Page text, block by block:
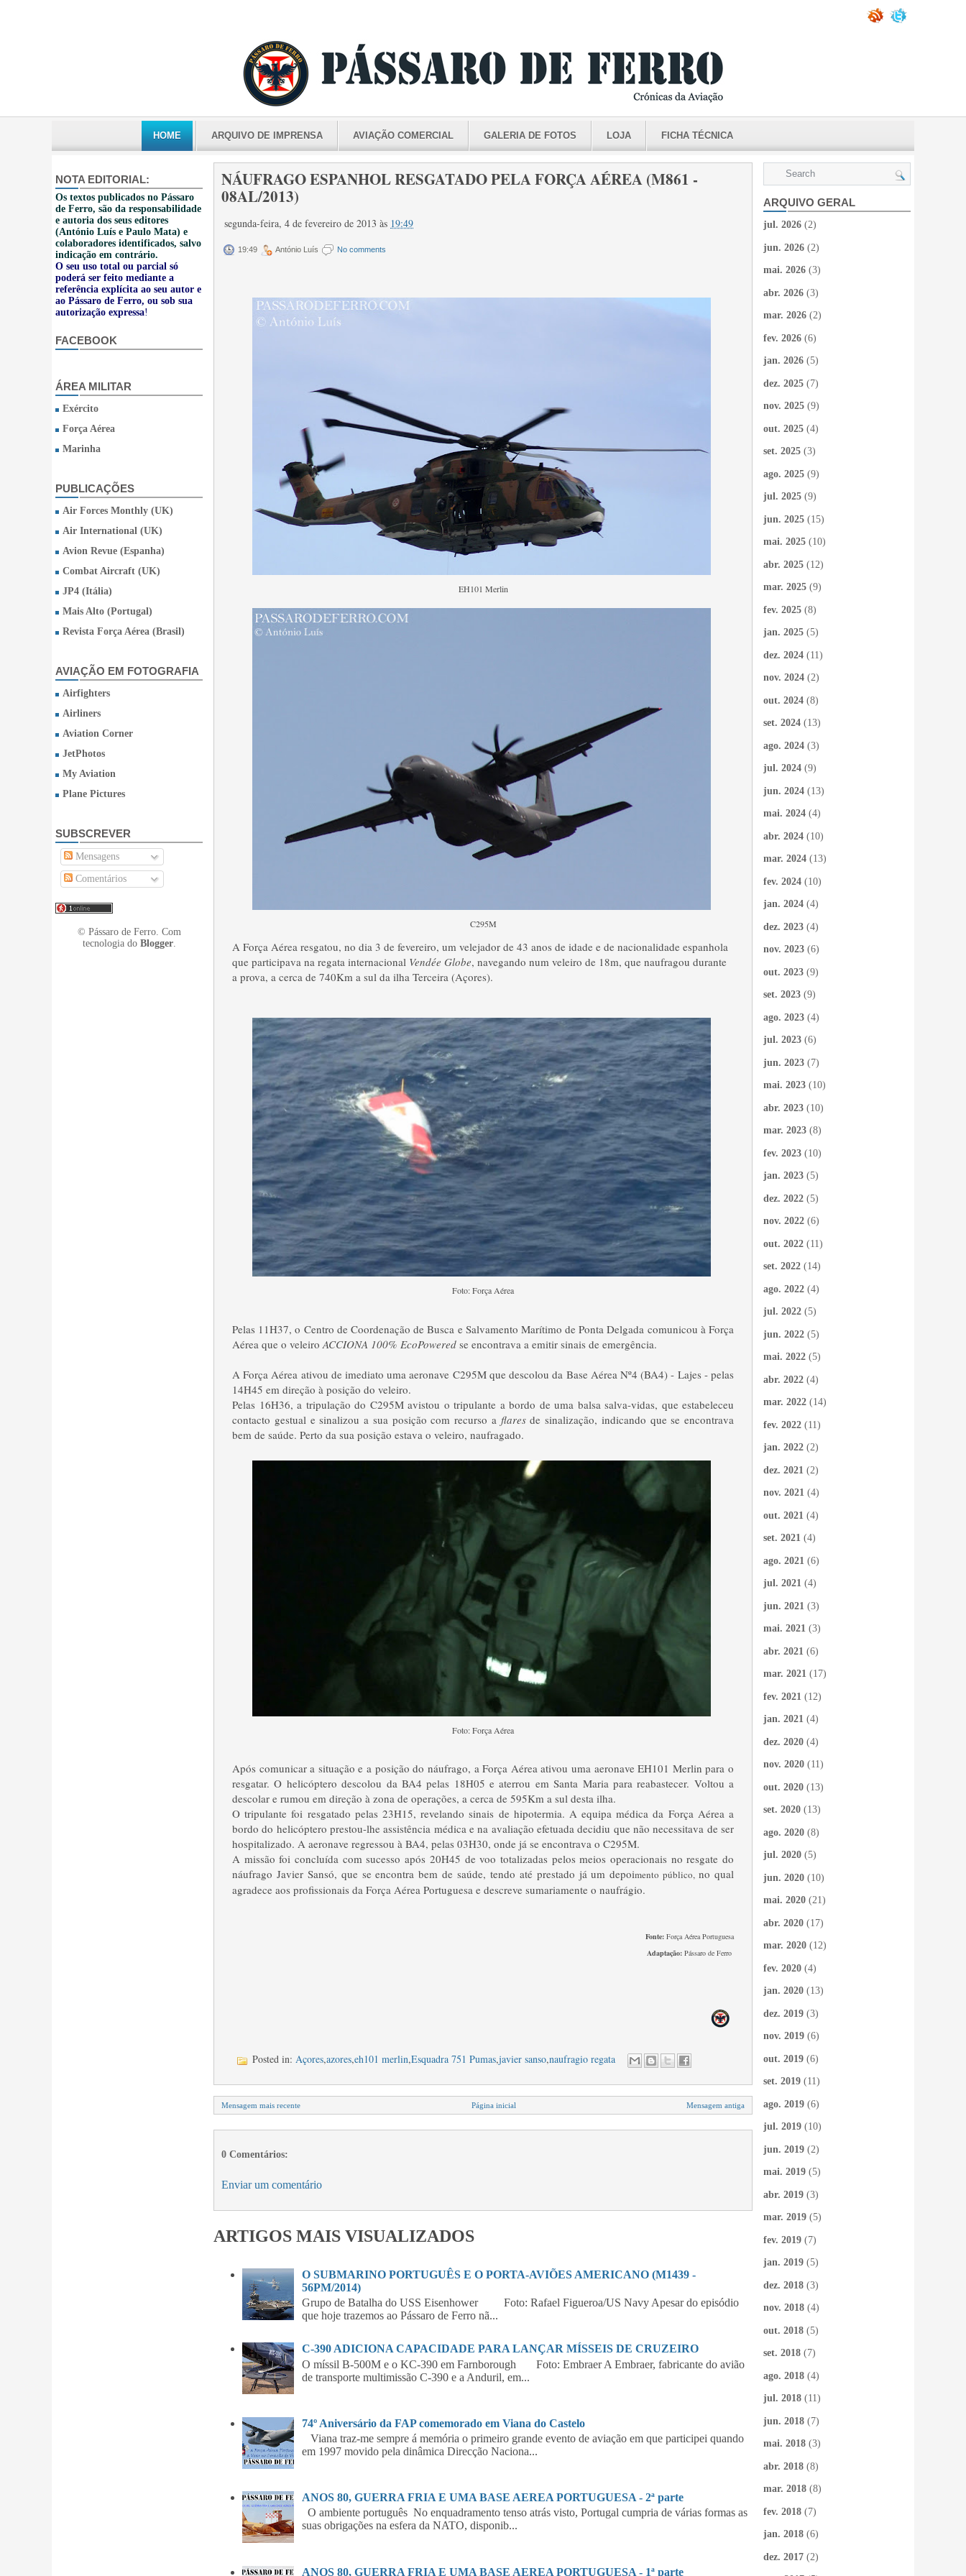
HOME ARQUIVO DE IMPRENSA AVIAÇÃO COMERCIAL GALERIA DE FOTOS LOJA FICHA TÉCNICA
NOTA EDITORIAL:
Os textos publicados no Pássaro
de Ferro, são da responsabilidade
e autoria dos seus editores
(António Luís e Paulo Mata) e
colaboradores identificados, salvo
indicação em contrário.
O seu uso total ou parcial só
poderá ser feito mediante a
referência explícita ao seu autor e
ao Pássaro de Ferro, ou sob sua
autorização expressa!
FACEBOOK
ÁREA MILITAR
Exército
Força Aérea
Marinha
PUBLICAÇÕES
Air Forces Monthly (UK)
Air International (UK)
Avion Revue (Espanha)
Combat Aircraft (UK)
JP4 (Itália)
Mais Alto (Portugal)
Revista Força Aérea (Brasil)
AVIAÇÃO EM FOTOGRAFIA
Airfighters
Airliners
Aviation Corner
JetPhotos
My Aviation
Plane Pictures
SUBSCREVER
Mensagens
Comentários
© Pássaro de Ferro. Com
tecnologia do Blogger.
NÁUFRAGO ESPANHOL RESGATADO PELA FORÇA AÉREA (M861 -
08AL/2013)
segunda-feira, 4 de fevereiro de 2013 às 19:49
19:49 António Luís No comments
EH101 Merlin
C295M
A Força Aérea resgatou, no dia 3 de fevereiro, um velejador de 43 anos de idade e de nacionalidade espanhola
que participava na regata internacional Vendée Globe, navegando num veleiro de 18m, que naufragou durante
a prova, a cerca de 740Km a sul da ilha Terceira (Açores).
Foto: Força Aérea
Pelas 11H37, o Centro de Coordenação de Busca e Salvamento Marítimo de Ponta Delgada comunicou à Força
Aérea que o veleiro ACCIONA 100% EcoPowered se encontrava a emitir sinais de emergência.
A Força Aérea ativou de imediato uma aeronave C295M que descolou da Base Aérea Nº4 (BA4) - Lajes - pelas
14H45 em direção à posição do veleiro.
Pelas 16H36, a tripulação do C295M avistou o tripulante a bordo de uma balsa salva-vidas, que estabeleceu
contacto gestual e sinalizou a sua posição com recurso a flaresde sinalização, indicando que se encontrava
bem de saúde. Perto da sua posição estava o veleiro, naufragado.
Foto: Força Aérea
Após comunicar a situação e a posição do náufrago, a Força Aérea ativou uma aeronave EH101 Merlin para o
resgatar. O helicóptero descolou da BA4 pelas 18H05 e aterrou em Santa Maria para reabastecer. Voltou a
descolar e rumou em direção à zona de operações, a cerca de 595Km a sul desta ilha.
O tripulante foi resgatado pelas 23H15, revelando sinais de hipotermia. A equipa médica da Força Aérea a
bordo do helicóptero prestou-lhe assistência médica e na avaliação efetuada decidiu que não necessitava de ser
hospitalizado. A aeronave regressou à BA4, pelas 03H30, onde já se encontrava o C295M.
A missão foi concluída com sucesso após 20H45 de voo totalizadas pelos meios operacionais no resgate do
náufrago Javier Sansó, que se encontra bem de saúde, tendo até prestado já um depoimento público,no qual
agradece aos profissionais da Força Aérea Portuguesa e descreve sumariamente o naufrágio.
Fonte: Força Aérea Portuguesa
Adaptação: Pássaro de Ferro
Posted in: Açores,azores,eh101 merlin,Esquadra 751 Pumas,javier sanso,naufragio regata
Mensagem mais recente Mensagem antiga
Página inicial
0 Comentários:
Enviar um comentário
ARTIGOS MAIS VISUALIZADOS
O SUBMARINO PORTUGUÊS E O PORTA-AVIÕES AMERICANO (M1439 -
56PM/2014)
Grupo de Batalha do USS Eisenhower Foto: Rafael Figueroa/US Navy Apesar do episódio
que hoje trazemos ao Pássaro de Ferro nã...
C-390 ADICIONA CAPACIDADE PARA LANÇAR MÍSSEIS DE CRUZEIRO
O míssil B-500M e o KC-390 em Farnborough Foto: Embraer A Embraer, fabricante do avião
de transporte multimissão C-390 e a Anduril, em...
74º Aniversário da FAP comemorado em Viana do Castelo
Viana traz-me sempre á memória o primeiro grande evento de aviação em que participei quando
em 1997 movido pela dinâmica Direcção Naciona...
ANOS 80, GUERRA FRIA E UMA BASE AEREA PORTUGUESA - 2ª parte
O ambiente português No enquadramento tenso atrás visto, Portugal cumpria de várias formas as
suas obrigações na esfera da NATO, disponib...
ANOS 80, GUERRA FRIA E UMA BASE AEREA PORTUGUESA - 1ª parte
ARQUIVO GERAL
jul. 2026 (2)
jun. 2026 (2)
mai. 2026 (3)
abr. 2026 (3)
mar. 2026 (2)
fev. 2026 (6)
jan. 2026 (5)
dez. 2025 (7)
nov. 2025 (9)
out. 2025 (4)
set. 2025 (3)
ago. 2025 (9)
jul. 2025 (9)
jun. 2025 (15)
mai. 2025 (10)
abr. 2025 (12)
mar. 2025 (9)
fev. 2025 (8)
jan. 2025 (5)
dez. 2024 (11)
nov. 2024 (2)
out. 2024 (8)
set. 2024 (13)
ago. 2024 (3)
jul. 2024 (9)
jun. 2024 (13)
mai. 2024 (4)
abr. 2024 (10)
mar. 2024 (13)
fev. 2024 (10)
jan. 2024 (4)
dez. 2023 (4)
nov. 2023 (6)
out. 2023 (9)
set. 2023 (9)
ago. 2023 (4)
jul. 2023 (6)
jun. 2023 (7)
mai. 2023 (10)
abr. 2023 (10)
mar. 2023 (8)
fev. 2023 (10)
jan. 2023 (5)
dez. 2022 (5)
nov. 2022 (6)
out. 2022 (11)
set. 2022 (14)
ago. 2022 (4)
jul. 2022 (5)
jun. 2022 (5)
mai. 2022 (5)
abr. 2022 (4)
mar. 2022 (14)
fev. 2022 (11)
jan. 2022 (2)
dez. 2021 (2)
nov. 2021 (4)
out. 2021 (4)
set. 2021 (4)
ago. 2021 (6)
jul. 2021 (4)
jun. 2021 (3)
mai. 2021 (3)
abr. 2021 (6)
mar. 2021 (17)
fev. 2021 (12)
jan. 2021 (4)
dez. 2020 (4)
nov. 2020 (11)
out. 2020 (13)
set. 2020 (13)
ago. 2020 (8)
jul. 2020 (5)
jun. 2020 (10)
mai. 2020 (21)
abr. 2020 (17)
mar. 2020 (12)
fev. 2020 (4)
jan. 2020 (13)
dez. 2019 (3)
nov. 2019 (6)
out. 2019 (6)
set. 2019 (11)
ago. 2019 (6)
jul. 2019 (10)
jun. 2019 (2)
mai. 2019 (5)
abr. 2019 (3)
mar. 2019 (5)
fev. 2019 (7)
jan. 2019 (5)
dez. 2018 (3)
nov. 2018 (4)
out. 2018 (5)
set. 2018 (7)
ago. 2018 (4)
jul. 2018 (11)
jun. 2018 (7)
mai. 2018 (3)
abr. 2018 (8)
mar. 2018 (8)
fev. 2018 (7)
jan. 2018 (6)
dez. 2017 (2)